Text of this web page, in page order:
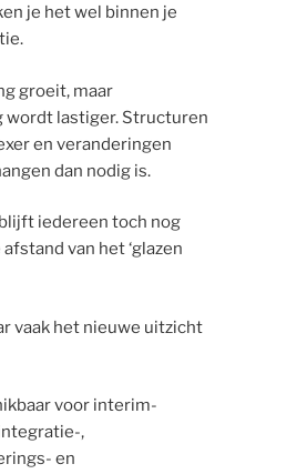
je het wel binnen je
groeit, maar
wordt lastiger. Structuren
en veranderingen
dan nodig is.
iedereen toch nog
van het ‘glazen
vaak het nieuwe uitzicht
voor interim-
,
en